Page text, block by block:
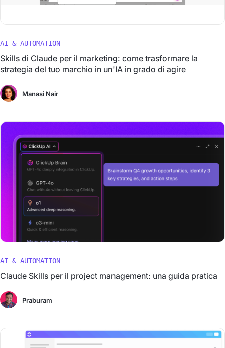
AI & AUTOMATION
Skills di Claude per il marketing: come trasformare la
strategia del tuo marchio in un'IA in grado di agire
Manasi Nair
AI & AUTOMATION
Claude Skills per il project management: una guida pratica
Praburam